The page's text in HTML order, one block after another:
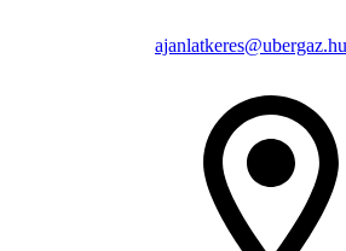
ajanlatkeres@ubergaz.hu